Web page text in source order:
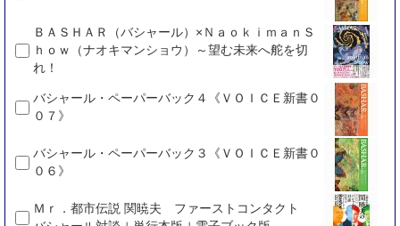
ＢＡＳＨＡＲ（バシャール）×ＮａｏｋｉｍａｎＳ
ｈｏｗ（ナオキマンショウ）～望む未来へ舵を切
れ！
バシャール・ペーパーバック４《ＶＯＩＣＥ新書０
０７》
バシャール・ペーパーバック３《ＶＯＩＣＥ新書０
０６》
Ｍｒ．都市伝説 関暁夫 ファーストコンタクト